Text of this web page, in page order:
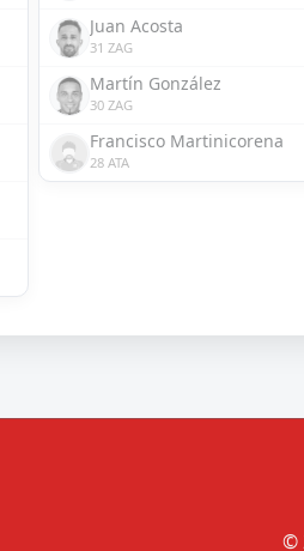
Juan Acosta
31 ZAG
Martín González
30 ZAG
Francisco Martinicorena
28 ATA
©